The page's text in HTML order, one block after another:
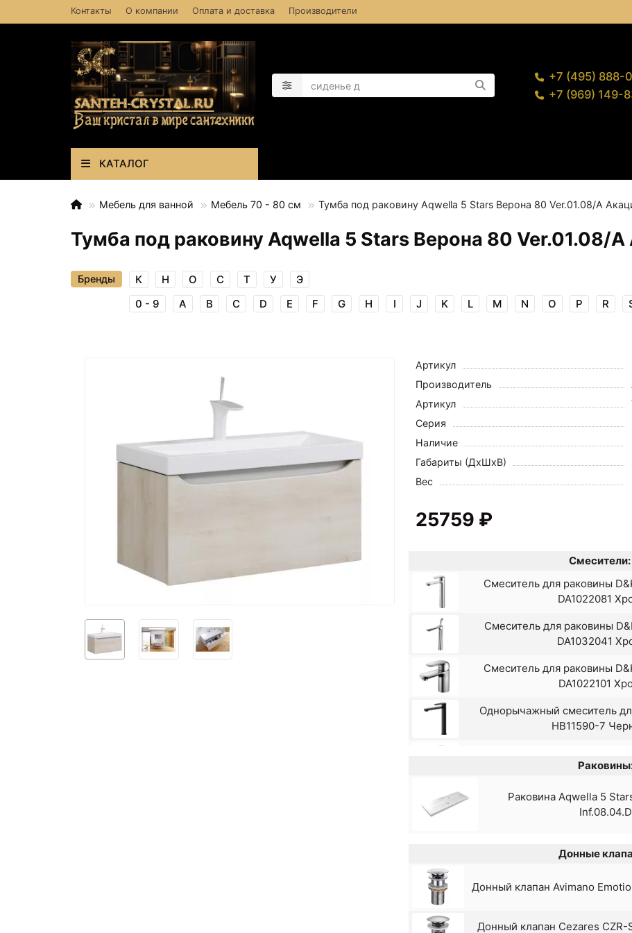
Контакты О компании Оплата и доставка Производители
+7 (495) 888-
+7 (969) 149-
КАТАЛОГ
Мебель для ванной Мебель 70 - 80 см Тумба под раковину Aqwella 5 Stars Верона 80 Ver.01.08/А
Тумба под раковину Aqwella 5 Stars Верона 80 Ver.01.08/А
Бренды
0 - 9 A B C D E F G H I J K L M N O P R
К Н О С Т У Э
Артикул
Производитель
Артикул
Серия
Наличие
Габариты (ДхШхВ)
Вес
25759 ₽
Смесители:
Смеситель для раковины
DA1022081
Смеситель для раковины
DA1032041
Смеситель для раковины
DA1022101
Однорычажный смеситель
HB11590-7
Смеситель для раковины AM
Смеситель для раковины
Черный
63107 с донным
Смеситель для раковины
матовый
Смеситель для раковины
Раковина Aqwella 5
Inf.08.04.D
Донные
Донный клапан Avimano
Донный клапан Cezares CZR-